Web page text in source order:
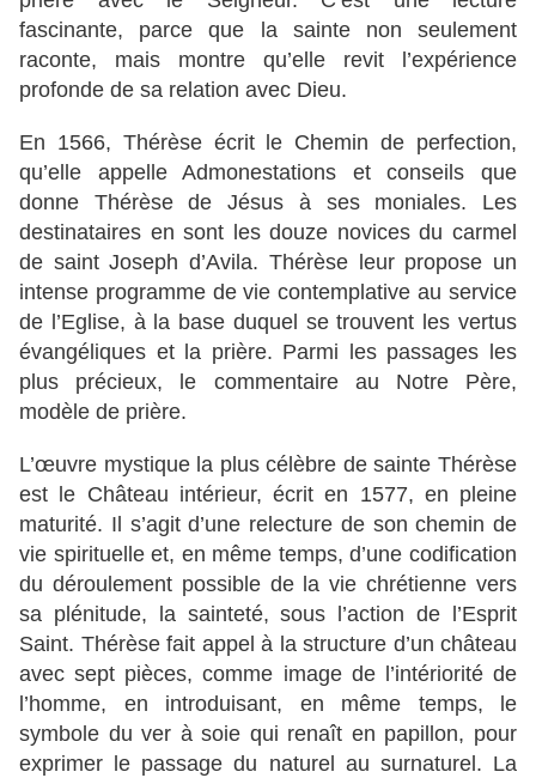
fascinante, parce que la sainte non seulement
raconte, mais montre qu’elle revit l’expérience
profonde de sa relation avec Dieu.
En 1566, Thérèse écrit le Chemin de perfection,
qu’elle appelle Admonestations et conseils que
donne Thérèse de Jésus à ses moniales. Les
destinataires en sont les douze novices du carmel
de saint Joseph d’Avila. Thérèse leur propose un
intense programme de vie contemplative au service
de l’Eglise, à la base duquel se trouvent les vertus
évangéliques et la prière. Parmi les passages les
plus précieux, le commentaire au Notre Père,
modèle de prière.
L’œuvre mystique la plus célèbre de sainte Thérèse
est le Château intérieur, écrit en 1577, en pleine
maturité. Il s’agit d’une relecture de son chemin de
vie spirituelle et, en même temps, d’une codification
du déroulement possible de la vie chrétienne vers
sa plénitude, la sainteté, sous l’action de l’Esprit
Saint. Thérèse fait appel à la structure d’un château
avec sept pièces, comme image de l’intériorité de
l’homme, en introduisant, en même temps, le
symbole du ver à soie qui renaît en papillon, pour
exprimer le passage du naturel au surnaturel. La